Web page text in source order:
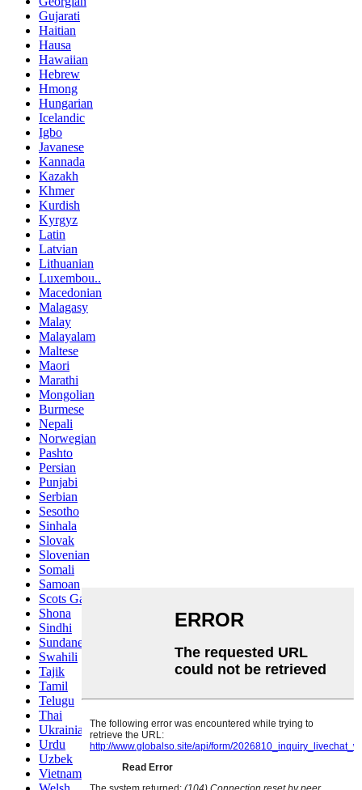
Gujarati
Haitian
Hausa
Hawaiian
Hebrew
Hmong
Hungarian
Icelandic
Igbo
Javanese
Kannada
Kazakh
Khmer
Kurdish
Kyrgyz
Latin
Latvian
Lithuanian
Luxembou..
Macedonian
Malagasy
Malay
Malayalam
Maltese
Maori
Marathi
Mongolian
Burmese
Nepali
Norwegian
Pashto
Persian
Punjabi
Serbian
Sesotho
Sinhala
Slovak
Slovenian
Somali
Samoan
Scots Gaelic
Shona
Sindhi
Sundanese
Swahili
Tajik
Tamil
Telugu
Thai
Ukrainian
Urdu
Uzbek
Vietnamese